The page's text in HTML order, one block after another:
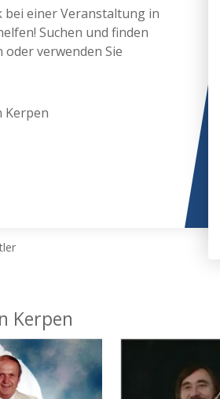
einer Veranstaltung in
Suchen und finden
verwenden Sie
Kerpen
Kerpen